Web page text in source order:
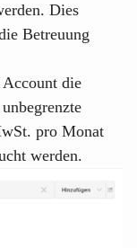
Dies
Betreuung
die
pro Monat
werden.